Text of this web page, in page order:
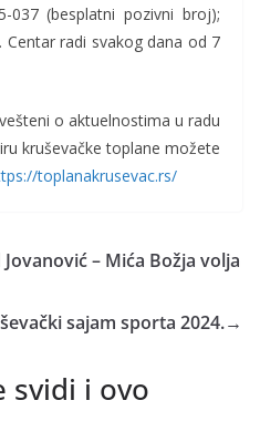
037 (besplatni pozivni broj);
radi svakog dana od 7
o aktuelnostima u radu
kruševačke toplane možete
toplanakrusevac.rs/
– Mića Božja volja
sajam sporta 2024.→
svidi i ovo